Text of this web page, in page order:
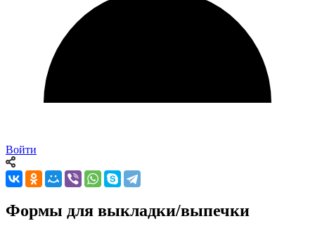
Войти
Формы для выкладки/выпечки